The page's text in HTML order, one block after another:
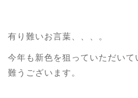
有り難いお言葉、、、。
今年も新色を狙っていただい
難うございます。